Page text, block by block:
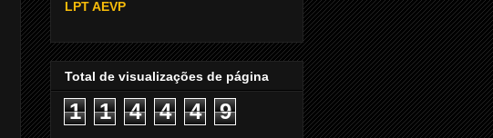
LPT AEVP
Total de visualizações de página
1 1 4 4 4 9